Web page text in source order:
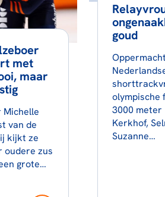
met
maar
van de
kijkt ze
oudere zus
grote…
goud
olympische
3000 meter
Kerkhof,
Suzanne…